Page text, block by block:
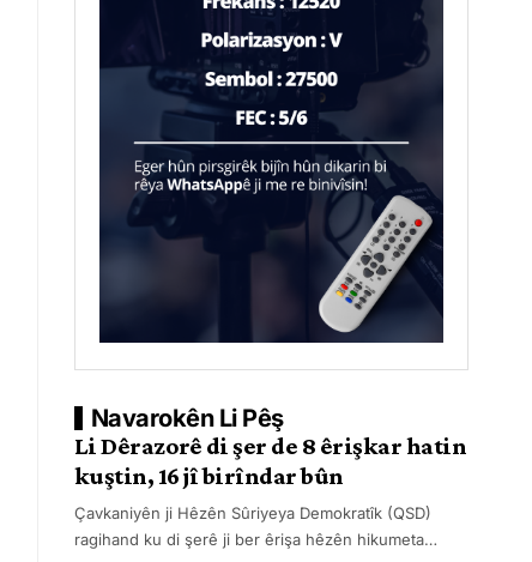
Navarokên Li Pêş
Li Dêrazorê di şer de 8 êrişkar hatin
kuştin, 16 jî birîndar bûn
Çavkaniyên ji Hêzên Sûriyeya Demokratîk (QSD)
ragihand ku di şerê ji ber êrişa hêzên hikumeta…